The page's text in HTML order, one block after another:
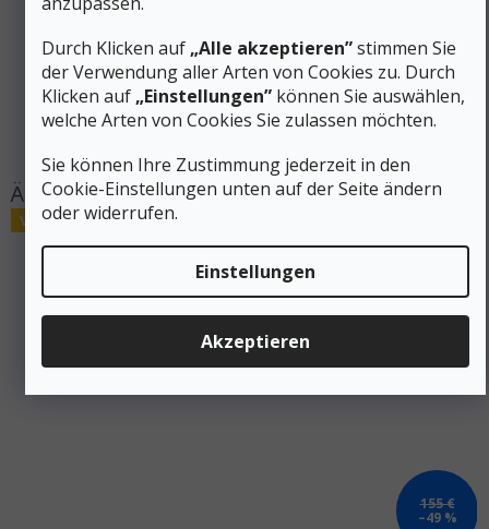
Durch Klicken auf „Alle akzeptieren”stimmen Sie
der Verwendung aller Arten von Cookies zu. Durch
Klicken auf „Einstellungen” können Sie auswählen,
welche Arten von Cookies Sie zulassen möchten.
Sie können Ihre Zustimmung jederzeit in den
Cookie-Einstellungen unten auf der Seite ändern
oder widerrufen.
Einstellungen
Akzeptieren
Membrane
Farbe :
Schwarz
Größe:
S, M, L
Produktart:
Hosen, Shorts, Röcke
Verkauf
155 €
–49 %